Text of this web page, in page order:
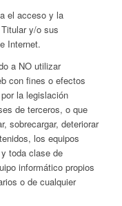
el acceso y la
y/o sus
Internet.
a NO utilizar
con fines o efectos
la legislación
de terceros, o que
sobrecargar, deteriorar
los equipos
toda clase de
informático propios
o de cualquier